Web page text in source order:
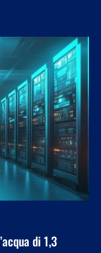
di 1,3